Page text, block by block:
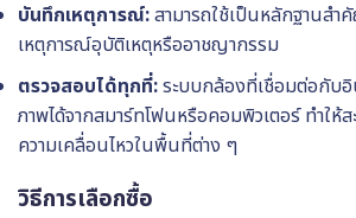
บันทึกเหตุการณ์:สามารถใช้เป็นหลักฐานส
เหตุการณ์อุบัติเหตุหรืออาชญากรรม
ตรวจสอบได้ทุกที่:ระบบกล้องที่เชื่อมต่อกับอิ
ภาพได้จากสมาร์ทโฟนหรือคอมพิวเตอร์ ทำให้
ความเคลื่อนไหวในพื้นที่ต่าง ๆ
วิธีการเลือกซื้อ